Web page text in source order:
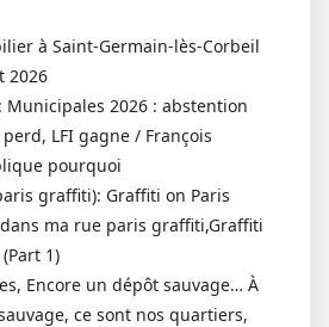
à Saint-Germain-lès-Corbeil
2026
Municipales 2026 : abstention
LFI gagne / François
pourquoi
graffiti): Graffiti on Paris
ma rue paris graffiti,Graffiti
1)
Encore un dépôt sauvage… À
ce sont nos quartiers,